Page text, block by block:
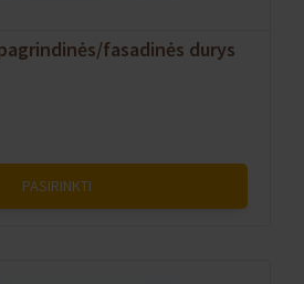
fasadinės durys
PASIRINKTI